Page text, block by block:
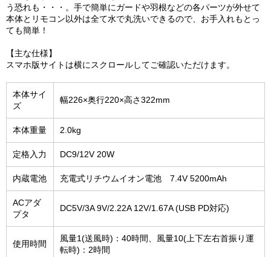
う恐れも・・・。手で簡単にガードや羽根などの各パーツが外せて
本体とリモコン以外は全て水で丸洗いできるので、お手入れもとっ
ても簡単！
【主な仕様】
スマホ版サイトは横にスクロールしてご確認いただけます。
本体サイ
ズ
幅226×奥行220×高さ322mm
本体重量 2.0kg
定格入力 DC9/12V 20W
内蔵電池 充電式リチウムイオン電池 7.4V 5200mAh
ACアダ
プタ
DC5V/3A 9V/2.22A 12V/1.67A (USB PD対応)
使用時間
風量1(送風時)：40時間、風量10(上下左右首振り運
転時)：2時間